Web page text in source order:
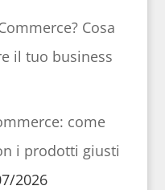
Cosa
il tuo business
come
i prodotti giusti
2026